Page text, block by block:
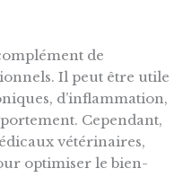
de
Il peut être utile
d’inflammation,
Cependant,
vétérinaires,
optimiser le bien-